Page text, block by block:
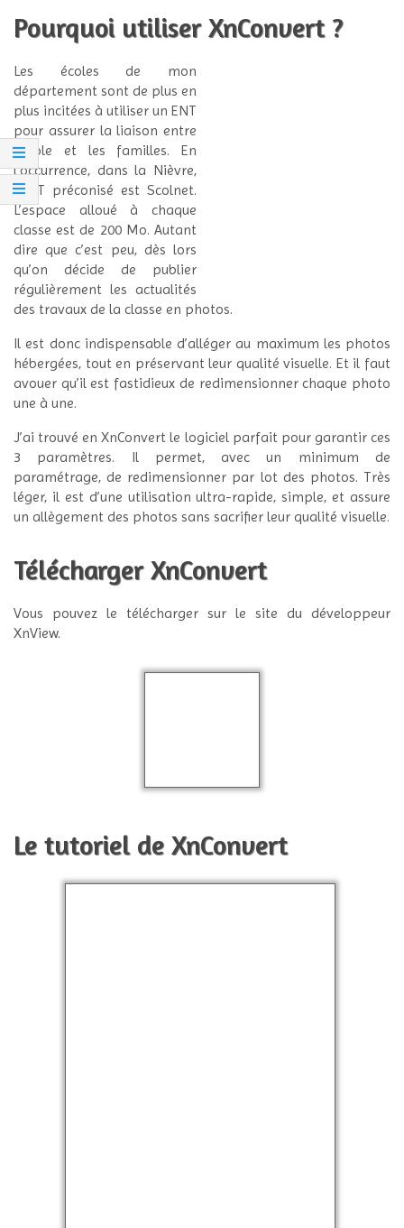
Pourquoi utiliser XnConvert ?
Les écoles de mon
département sont de plus en
plus incitées à utiliser un ENT
pour assurer la liaison entre
l’école et les familles. En
l’occurrence, dans la Nièvre,
l’ENT préconisé est Scolnet.
L’espace alloué à chaque
classe est de 200 Mo. Autant
dire que c’est peu, dès lors
qu’on décide de publier
régulièrement les actualités
des travaux de la classe en photos.
Il est donc indispensable d’alléger au maximum les photos
hébergées, tout en préservant leur qualité visuelle. Et il faut
avouer qu’il est fastidieux de redimensionner chaque photo
une à une.
J’ai trouvé en XnConvert le logiciel parfait pour garantir ces
3 paramètres. Il permet, avec un minimum de
paramétrage, de redimensionner par lot des photos. Très
léger, il est d’une utilisation ultra-rapide, simple, et assure
un allègement des photos sans sacrifier leur qualité visuelle.
Télécharger XnConvert
Vous pouvez le télécharger sur le site du développeur
XnView.
Le tutoriel de XnConvert